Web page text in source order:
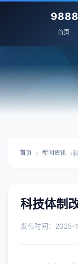
9888
首页
首页 › 新闻资讯 ›
科技体制
发布时间：2025-